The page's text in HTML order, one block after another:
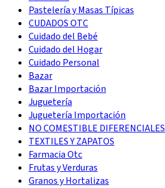
Pastelería y Masas Típicas
CUDADOS OTC
Cuidado del Bebé
Cuidado del Hogar
Cuidado Personal
Bazar
Bazar Importación
Juguetería
Juguetería Importación
NO COMESTIBLE DIFERENCIALES
TEXTILES Y ZAPATOS
Farmacia Otc
Frutas y Verduras
Granos y Hortalizas